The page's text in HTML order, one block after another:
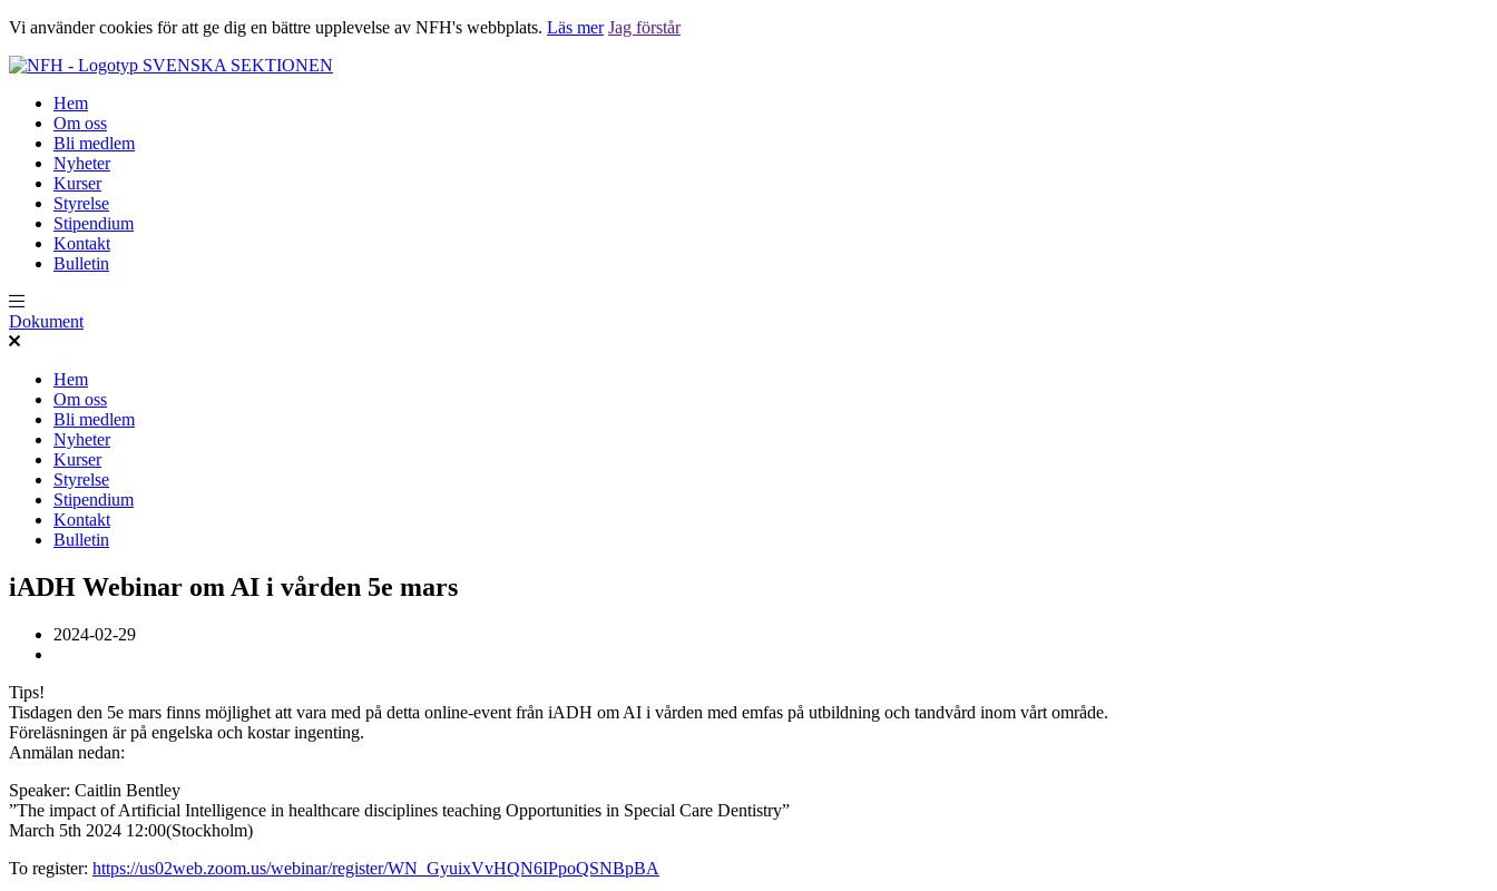
Vi använder cookies för att ge dig en bättre upplevelse av NFH's webbplats. Läs mer Jag förstår
SVENSKA SEKTIONEN
Hem
Om oss
Bli medlem
Nyheter
Kurser
Styrelse
Stipendium
Kontakt
Bulletin
Dokument
Hem
Om oss
Bli medlem
Nyheter
Kurser
Styrelse
Stipendium
Kontakt
Bulletin
iADH Webinar om AI i vården 5e mars
2024-02-29
Tips!
Tisdagen den 5e mars finns möjlighet att vara med på detta online-event från iADH om AI i vården med emfas på utbildning och tandvård inom vårt område.
Föreläsningen är på engelska och kostar ingenting.
Anmälan nedan:
Speaker: Caitlin Bentley
”The impact of Artificial Intelligence in healthcare disciplines teaching Opportunities in Special Care Dentistry”
March 5th 2024 12:00(Stockholm)
To register: https://us02web.zoom.us/webinar/register/WN_GyuixVvHQN6IPpoQSNBpBA